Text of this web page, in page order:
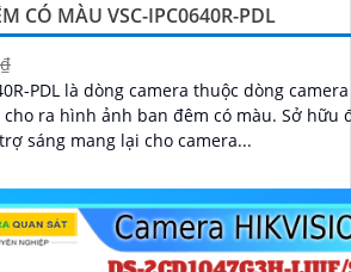
CÓ MÀU VSC-IPC0640R-PDL
PDL là dòng camera thuộc dòng
ảnh ban đêm có màu. Sở hữu đèn LED
sáng mang lại cho camera...